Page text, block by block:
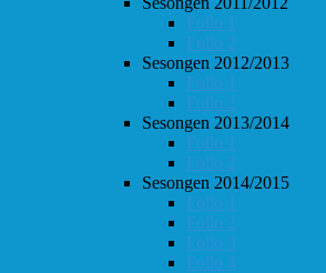
Follo 1
Follo 2
Sesongen 2012/2013
Follo 1
Follo 2
Sesongen 2013/2014
Follo 1
Follo 2
Sesongen 2014/2015
Follo 1
Follo 2
Follo 3
Follo 4